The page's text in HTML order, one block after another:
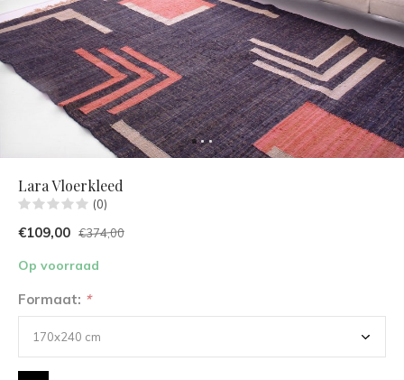
Lara Vloerkleed
(0)
€109,00 €374,00
Op voorraad
Formaat: *